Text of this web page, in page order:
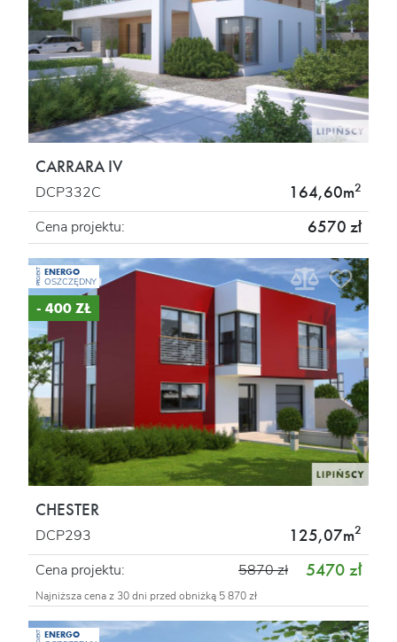
CARRARA IV
DCP332C 164,60m2
Cena projektu: 6570 zł
PROJEKT ENERGO
OSZCZĘDNY
- 400 ZŁ
CHESTER
DCP293 125,07m2
Cena projektu: 5470 zł
5870 zł
Najniższa cena z 30 dni przed obniżką 5 870 zł
ENERGO